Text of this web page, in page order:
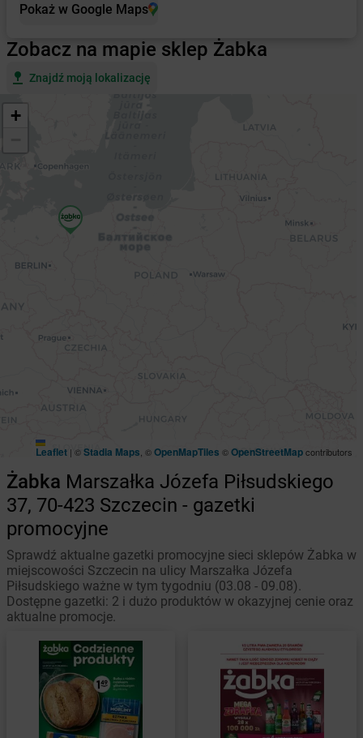
Pokaż w Google Maps
Zobacz na mapie sklep Żabka
Znajdź moją lokalizację
+
Leaflet | ©Stadia Maps , ©OpenMapTiles ©OpenStreetMapcontributors
Żabka Marszałka Józefa Piłsudskiego
37, 70-423 Szczecin - gazetki
promocyjne
Sprawdź aktualne gazetki promocyjne sieci sklepów Żabka w
miejscowości Szczecin na ulicy Marszałka Józefa
Piłsudskiego ważne w tym tygodniu (03.08 - 09.08).
Dostępne gazetki: 2 i dużo produktów w okazyjnej cenie oraz
aktualne promocje.